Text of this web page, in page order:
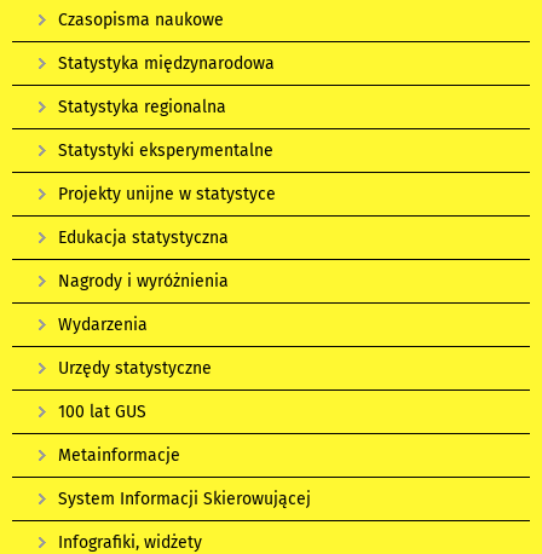
Czasopisma naukowe
Statystyka międzynarodowa
Statystyka regionalna
Statystyki eksperymentalne
Projekty unijne w statystyce
Edukacja statystyczna
Nagrody i wyróżnienia
Wydarzenia
Urzędy statystyczne
100 lat GUS
Metainformacje
System Informacji Skierowującej
Infografiki, widżety